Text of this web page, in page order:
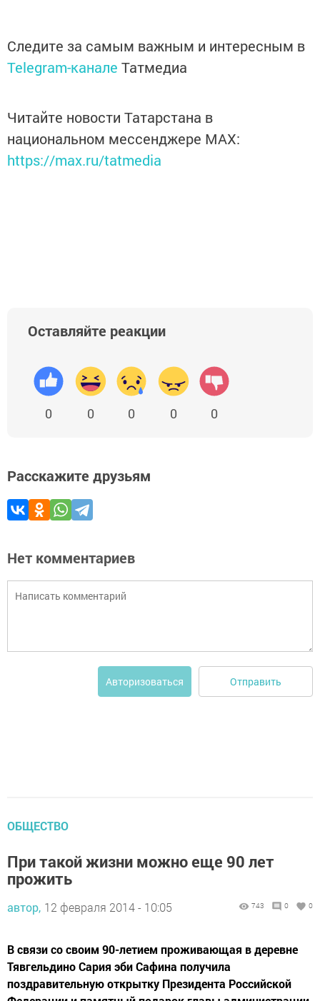
Следите за самым важным и интересным в
Telegram-канале Татмедиа
Читайте новости Татарстана в
национальном мессенджере MАХ:
https://max.ru/tatmedia
Оставляйте реакции
0 0 0 0 0
Расскажите друзьям
Нет комментариев
Авторизоваться Отправить
ОБЩЕСТВО
При такой жизни можно еще 90 лет
прожить
автор, 12 февраля 2014 - 10:05 743 0 0
В связи со своим 90-летием проживающая в деревне
Тявгельдино Сария эби Сафина получила
поздравительную открытку Президента Российской